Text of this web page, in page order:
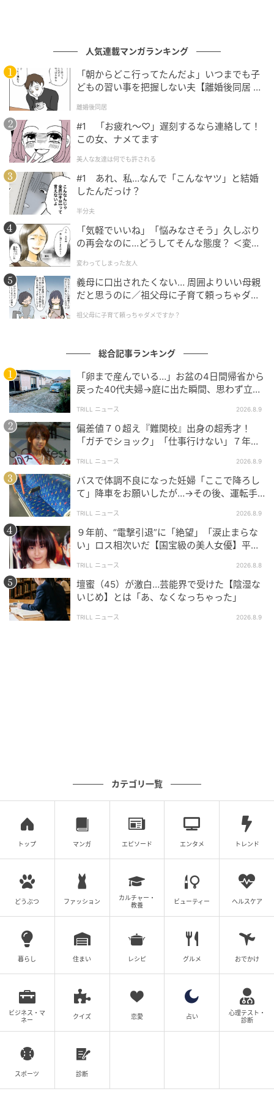
人気連載マンガランキング
「朝からどこ行ってたんだよ」いつまでも子
どもの習い事を把握しない夫【離婚後同居 Vo
離婚後同居
#1 「お疲れ〜♡」遅刻するなら連絡して！
この女、ナメてます
美人な友達は何でも許される
#1 あれ、私…なんで「こんなヤツ」と結婚
したんだっけ？
半分夫
「気軽でいいね」「悩みなさそう」久しぶり
の再会なのに…どうしてそんな態度？ ＜変わ
日には】
変わってしまった友人
義母に口出されたくない… 周囲よりいい母親
だと思うのに／祖父母に子育て頼っちゃダメ
んが】
祖父母に子育て頼っちゃダメですか？
総合記事ランキング
「卵まで産んでいる…」お盆の4日間帰省から
戻った40代夫婦→庭に出た瞬間、思わず立ち
TRILL ニュース 2026.8.9
偏差値７０超え『難関校』出身の超秀才！
「ガチでショック」「仕事行けない」７年
TRILL ニュース 2026.8.9
バスで体調不良になった妊婦「ここで降ろし
て」降車をお願いしたが…→その後、運転手
TRILL ニュース 2026.8.9
９年前、“電撃引退”に「絶望」「涙止まらな
い」ロス相次いだ【国宝級の美人女優】平成
TRILL ニュース 2026.8.8
壇蜜（45）が激白…芸能界で受けた【陰湿な
いじめ】とは「あ、なくなっちゃった」
TRILL ニュース 2026.8.9
カテゴリ一覧
トップ マンガ エピソード エンタメ トレンド
どうぶつ ファッション
カルチャー・
教養
ビューティー ヘルスケア
暮らし 住まい レシピ グルメ おでかけ
ビジネス・マ
ネー
クイズ 恋愛 占い
心理テスト・
診断
スポーツ 診断